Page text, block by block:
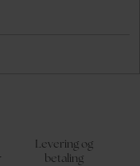
Levering og
betaling